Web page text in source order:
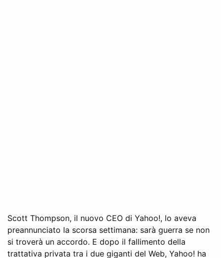
Scott Thompson, il nuovo CEO di Yahoo!, lo aveva
preannunciato la scorsa settimana: sarà guerra se non
si troverà un accordo. E dopo il fallimento della
trattativa privata tra i due giganti del Web, Yahoo! ha